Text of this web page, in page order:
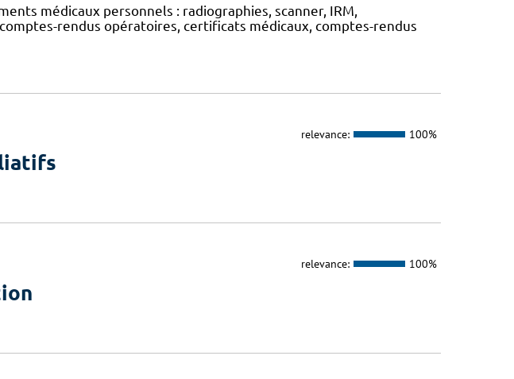
médicaux personnels : radiographies, scanner, IRM,
rendus opératoires, certificats médicaux, comptes-rendus
relevance: 100%
relevance: 100%